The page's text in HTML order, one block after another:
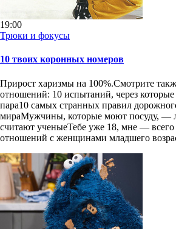
19:00
Трюки и фокусы
10 твоих коронных номеров
Прирост харизмы на 100%.Смотрите
отношений: 10 испытаний, через
пара10 самых странных правил
мираМужчины, которые моют посуду, —
считают ученыеТебе уже 18, мне —
отношений с женщинами младшего